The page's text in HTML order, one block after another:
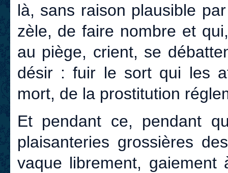
là, sans raison plausible
zèle, de faire nombre et
au piège, crient, se
désir : fuir le sort qui les
mort, de la prostitution
Et pendant ce, pendant
plaisanteries grossières
vaque librement,